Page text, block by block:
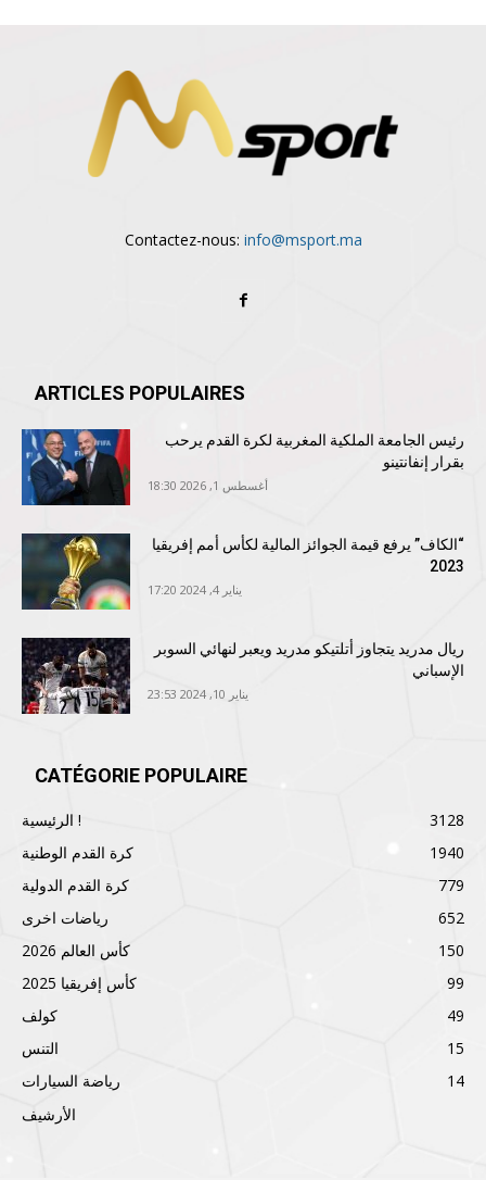
Contactez-nous: info@msport.ma
ARTICLES POPULAIRES
رئيس الجامعة الملكية المغربية لكرة القدم يرحب
بقرار إنفانتينو
أغسطس 1, 2026 18:30
“الكاف” يرفع قيمة الجوائز المالية لكأس أمم إفريقيا
2023
يناير 4, 2024 17:20
ريال مدريد يتجاوز أتلتيكو مدريد ويعبر لنهائي السوبر
الإسباني
يناير 10, 2024 23:53
CATÉGORIE POPULAIRE
الرئيسية !
3128
كرة القدم الوطنية
1940
كرة القدم الدولية
779
رياضات اخرى
652
كأس العالم 2026
150
كأس إفريقيا 2025
99
كولف
49
التنس
15
رياضة السيارات
14
الأرشيف